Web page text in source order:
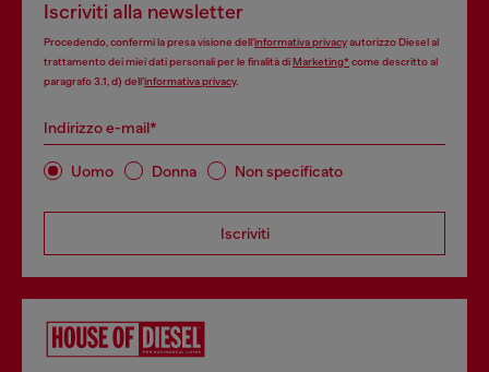
Iscriviti alla newsletter
Procedendo, confermi la presa visione dell’informativa privacyautorizzo Diesel al
trattamento dei miei dati personali per le finalità diMarketing*come descritto al
paragrafo 3.1, d) dell’informativa privacy.
Indirizzo e-mail*
Uomo Donna Non specificato
Iscriviti